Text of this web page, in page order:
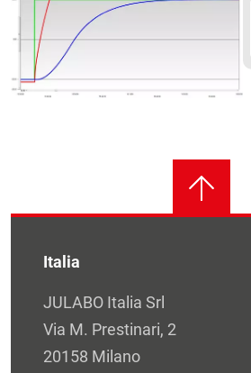
Italia
JULABO Italia Srl
Via M. Prestinari, 2
20158 Milano